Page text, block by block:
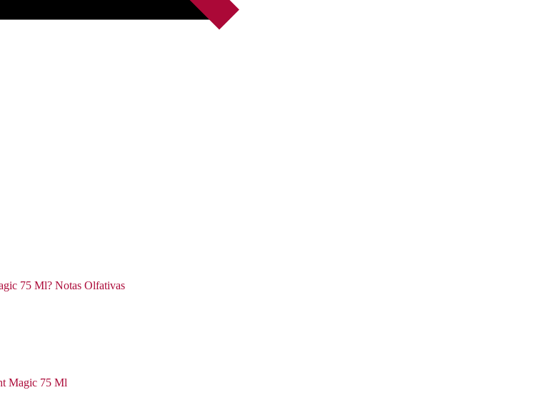
75 Ml? Notas Olfativas
Magic 75 Ml